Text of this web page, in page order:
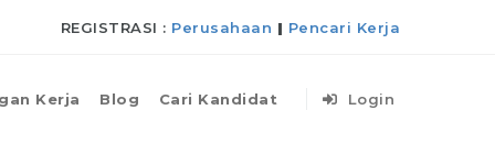
REGISTRASI : Perusahaan | Pencari Kerja
Kerja Blog Cari Kandidat Login